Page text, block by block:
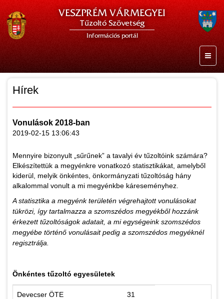
VESZPRÉM VÁRMEGYEI
Tűzoltó Szövetség
Információs portál
Hírek
Vonulások 2018-ban
2019-02-15 13:06:43
Mennyire bizonyult „sűrűnek” a tavalyi év tűzoltóink számára?
Elkészítettük a megyénkre vonatkozó statisztikákat, amelyből
kiderül, melyik önkéntes, önkormányzati tűzoltóság hány
alkalommal vonult a mi megyénkbe káreseményhez.
A statisztika a megyénk területén végrehajtott vonulásokat
tükrözi, így tartalmazza a szomszédos megyékből hozzánk
érkezett tűzoltóságok adatait, a mi egységeink szomszédos
megyébe történő vonulásait pedig a szomszédos megyéknél
regisztrálja.
Önkéntes tűzoltó egyesületek
Devecser ÖTE 31